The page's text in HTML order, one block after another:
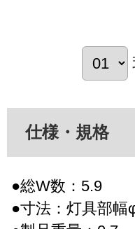
仕様・規格
●総W数：5.9
●寸法：灯具部幅